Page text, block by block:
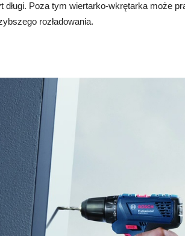
długi. Poza tym wiertarko-wkrętarka może
rozładowania.